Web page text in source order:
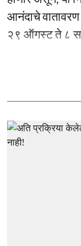
आनंदाचे वातावरण
२९ ऑगस्ट ते ८